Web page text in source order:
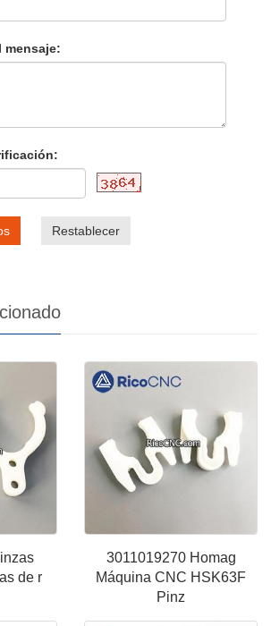
mensaje:
Restablecer
de r
3011019270 Homag
Máquina CNC HSK63F
Pinz